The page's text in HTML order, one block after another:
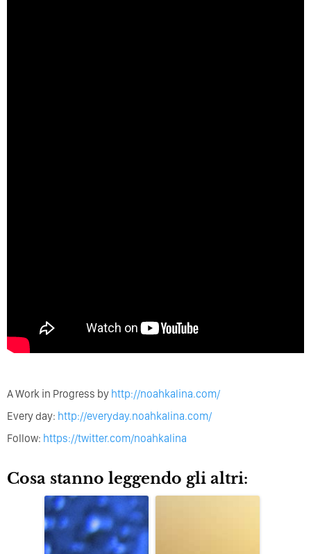
A Work in Progress by http://noahkalina.com/
Every day: http://everyday.noahkalina.com/
Follow: https://twitter.com/noahkalina
Cosa stanno leggendo gli altri: